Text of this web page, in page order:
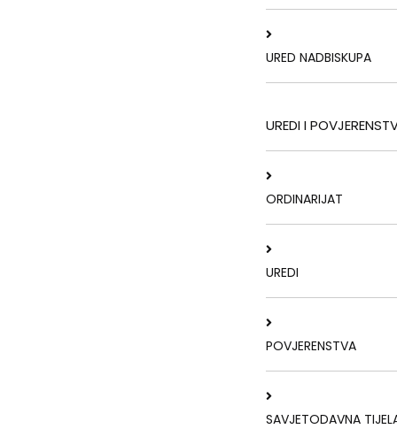
URED NADBISKUPA
UREDI I
ORDINARIJAT
UREDI
POVJERENSTVA
SAVJETODAVNA